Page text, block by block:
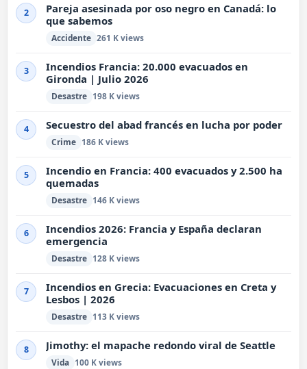
2
Pareja asesinada por oso negro en Canadá: lo
que sabemos
Accidente 261 K views
3
Incendios Francia: 20.000 evacuados en
Gironda | Julio 2026
Desastre 198 K views
4 Secuestro del abad francés en lucha por poder
Crime 186 K views
5
Incendio en Francia: 400 evacuados y 2.500 ha
quemadas
Desastre 146 K views
6
Incendios 2026: Francia y España declaran
emergencia
Desastre 128 K views
7
Incendios en Grecia: Evacuaciones en Creta y
Lesbos | 2026
Desastre 113 K views
8 Jimothy: el mapache redondo viral de Seattle
Vida 100 K views